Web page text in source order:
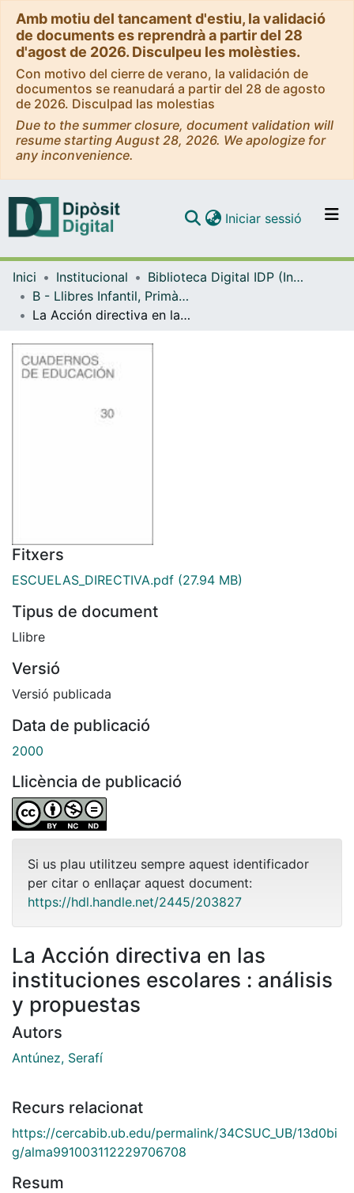
Amb motiu del tancament d'estiu, la validació
de documents es reprendrà a partir del 28
d'agost de 2026. Disculpeu les molèsties.
Con motivo del cierre de verano, la validación de
documentos se reanudará a partir del 28 de agosto
de 2026. Disculpad las molestias
Due to the summer closure, document validation will
resume starting August 28, 2026. We apologize for
any inconvenience.
Navega per tot el DD
Com publicar
Iniciar sessió (current)
Inici Institucional
Biblioteca Digital IDP (Institut de Desenvolupament Professional)
B - Llibres Infantil, Primària, Secundària i FP (IDP, Graó, Horsori)
La Acción directiva en las instituciones escolares : análisis y propuestas
Fitxers
ESCUELAS_DIRECTIVA.pdf (27.94 MB)
Tipus de document
Llibre
Versió
Versió publicada
Data de publicació
2000
Llicència de publicació
Si us plau utilitzeu sempre aquest identificador
per citar o enllaçar aquest document:
https://hdl.handle.net/2445/203827
La Acción directiva en las
instituciones escolares : análisis
y propuestas
Autors
Antúnez, Serafí
Recurs relacionat
https://cercabib.ub.edu/permalink/34CSUC_UB/13d0bi
g/alma991003112229706708
Resum